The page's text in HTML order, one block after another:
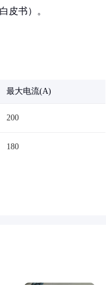
皮书）。
最大电流(A)
200
180